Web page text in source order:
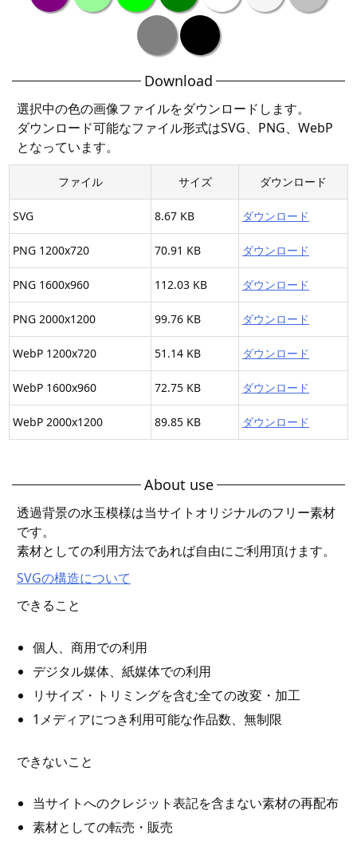
Download
選択中の色の画像ファイルをダウンロードします。
ダウンロード可能なファイル形式はSVG、PNG、WebP
となっています。
ファイル サイズ ダウンロード
SVG 8.67 KB ダウンロード
PNG 1200x720 70.91 KB ダウンロード
PNG 1600x960 112.03 KB ダウンロード
PNG 2000x1200 99.76 KB ダウンロード
WebP 1200x720 51.14 KB ダウンロード
WebP 1600x960 72.75 KB ダウンロード
WebP 2000x1200 89.85 KB ダウンロード
About use
透過背景の水玉模様は当サイトオリジナルのフリー素材
です。
素材としての利用方法であれば自由にご利用頂けます。
SVGの構造について
できること
個人、商用での利用
デジタル媒体、紙媒体での利用
リサイズ・トリミングを含む全ての改変・加工
1メディアにつき利用可能な作品数、無制限
できないこと
当サイトへのクレジット表記を含まない素材の再配布
素材としての転売・販売